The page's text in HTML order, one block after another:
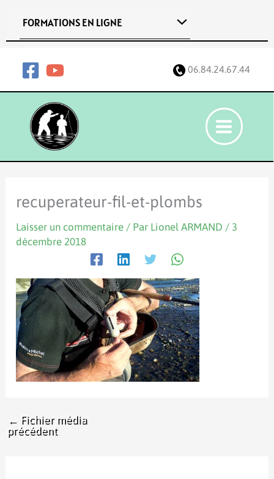
FORMATIONS EN LIGNE
06.84.24.67.44
recuperateur-fil-et-plombs
Laisser un commentaire / Par Lionel ARMAND / 3
décembre 2018
← Fichier média
précédent